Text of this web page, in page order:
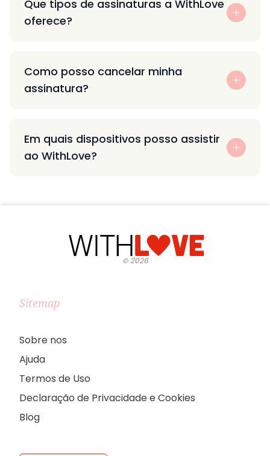
Que tipos de assinaturas a WithLove
oferece?
Como posso cancelar minha
assinatura?
Em quais dispositivos posso assistir
ao WithLove?
©2026
Sitemap
Sobre nos
Ajuda
Termos de Uso
Declaração de Privacidade e Cookies
Blog